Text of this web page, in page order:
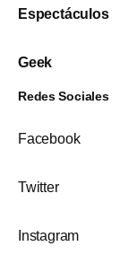
Espectáculos
Geek
Redes Sociales
Facebook
Twitter
Instagram